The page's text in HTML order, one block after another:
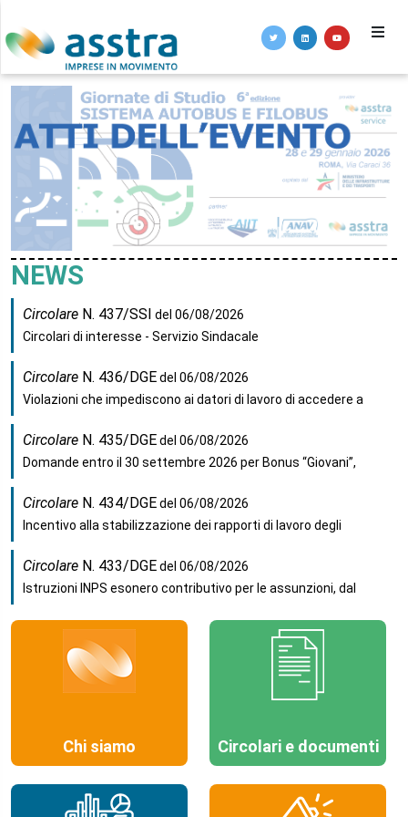
NEWS
Circolare N. 437/SSI del 06/08/2026
Circolari di interesse - Servizio Sindacale
Circolare N. 436/DGEdel 06/08/2026
Violazioni che impediscono ai datori di lavoro di accedere a
Circolare N. 435/DGEdel 06/08/2026
Domande entro il 30 settembre 2026 per Bonus “Giovani”,
Circolare N. 434/DGEdel 06/08/2026
Incentivo alla stabilizzazione dei rapporti di lavoro degli
Circolare N. 433/DGEdel 06/08/2026
Istruzioni INPS esonero contributivo per le assunzioni, dal
Comunicato stampa
: Agens, Anav e Asstra, “servono
correttivi che assicurino il finanziamento al settore”
Giurisprudenza e prassi:
Nozione di «contratti durante il
Rivista TPNumero 05/06 2026
Chi siamo Circolari e documenti